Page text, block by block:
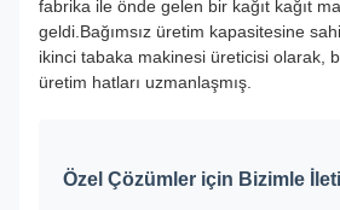
fabrika ile önde gelen bir kağıt kağıt
geldi.Bağımsız üretim kapasitesine
ikinci tabaka makinesi üreticisi olarak,
üretim hatları uzmanlaşmış.
Özel Çözümler için Bizimle